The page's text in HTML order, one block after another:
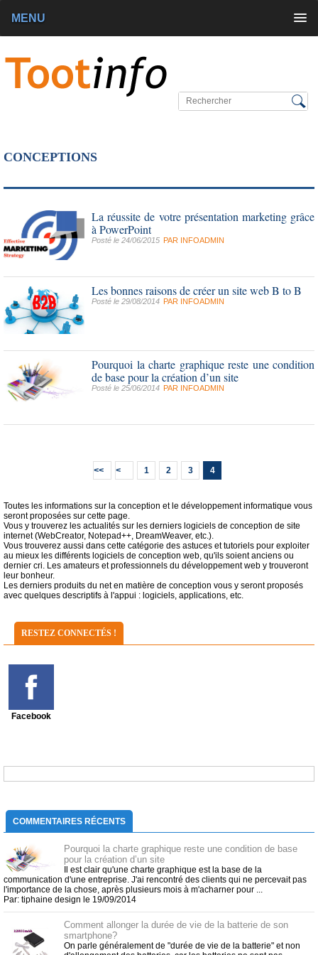
MENU
CONCEPTIONS
La réussite de votre présentation marketing grâce
à PowerPoint
Posté le 24/06/2015 PAR INFOADMIN
Les bonnes raisons de créer un site web B to B
Posté le 29/08/2014 PAR INFOADMIN
Pourquoi la charte graphique reste une condition
de base pour la création d’un site
Posté le 25/06/2014 PAR INFOADMIN
1 2 3 4
Toutes les informations sur la conception et le développement informatique vous
seront proposées sur cette page.
Vous y trouverez les actualités sur les derniers logiciels de conception de site
internet (WebCreator, Notepad++, DreamWeaver, etc.).
Vous trouverez aussi dans cette catégorie des astuces et tutoriels pour exploiter
au mieux les différents logiciels de conception web, qu'ils soient anciens ou
dernier cri. Les amateurs et professionnels du développement web y trouveront
leur bonheur.
Les derniers produits du net en matière de conception vous y seront proposés
avec quelques descriptifs à l'appui : logiciels, applications, etc.
RESTEZ CONNECTÉS !
Facebook
COMMENTAIRES RÉCENTS
Pourquoi la charte graphique reste une condition de base
pour la création d’un site
Il est clair qu'une charte graphique est la base de la
communication d'une entreprise. J'ai rencontré des clients qui ne percevait pas
l'importance de la chose, après plusieurs mois à m'acharner pour ...
Par: tiphaine design le 19/09/2014
Comment allonger la durée de vie de la batterie de son
smartphone?
On parle généralement de "durée de vie de la batterie" et non